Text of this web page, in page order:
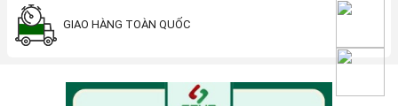
GIAO HÀNG TOÀN QUỐC